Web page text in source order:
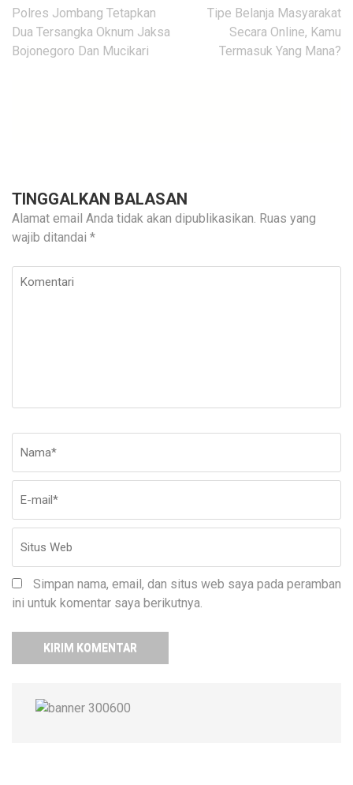
Navigasi
pos
Polres Jombang Tetapkan
Dua Tersangka Oknum Jaksa
Bojonegoro Dan Mucikari
Tipe Belanja Masyarakat
Secara Online, Kamu
Termasuk Yang Mana?
TINGGALKAN BALASAN
Alamat email Anda tidak akan dipublikasikan. Ruas yang
wajib ditandai *
Komentari
Simpan nama, email, dan situs web saya pada peramban
ini untuk komentar saya berikutnya.